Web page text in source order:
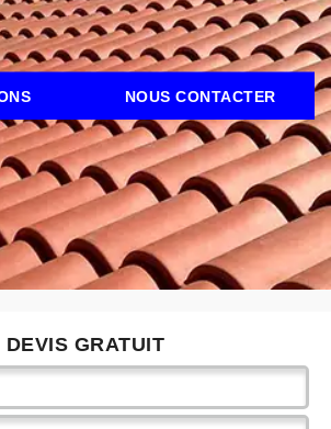
NOUS CONTACTER
DEVIS GRATUIT